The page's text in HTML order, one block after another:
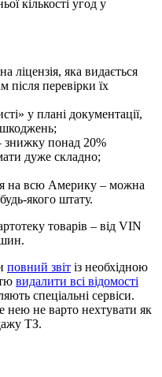
кількості угод у
ліцензія, яка видається
після перевірки їх
у плані документації,
знижку понад 20%
дуже складно;
на всю Америку – можна
якого штату.
товарів – від VIN
повний звіт із необхідною
видалити всі відомості
спеціальні сервіси.
нею не варто нехтувати як
ТЗ.